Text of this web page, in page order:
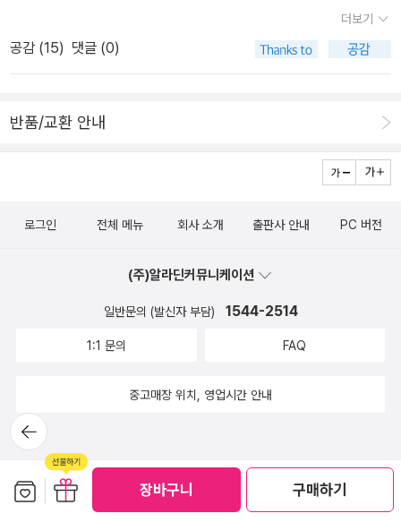
장바구니 구매하기
미있는 이야기를 스며놓는걸 즐겼다.건축물마다 스며든 스토리를 이
책을 통해 알아가는 즐거움도 있다.'직선이 인간의 선이었다면, 곡선
은 신의 선이다.'독특한 건축과 함께한 가우디의 일생과 건축양식, 그
설명이 쏙쏙 들어오고, 스페인으로 날아가서 그 건축물들을 직접 보
는 듯한 생생한 느낌으로 가우디의 세계로 풍덩~~가우디 책 한 권은
소장해야 된다고 본다.그렇다면 이 책으로!화보집 같은 이 양장본 넘
꼭 비행기에 태워가자구요~~~✈️🧳ㆍㆍㆍ📌 2015년 '안토니 가우
싶다' 고 했던 당시 5학년 아들은 작년에 친구랑 스페인으로 슝✈️날
아가서 직접 보고 왔다^^이 책이 그때 존재했다면 이 책은 비행기 탔
첨탑'이 완공된 것을 기념한 미사 겸 축복식이었다고 하는데, 그러고
보니 이전까지는 똑같은 높이의 첨탑 네 개가 전부였던 성당 한가운
데 더 굵고 커다란 탑이 우뚝 솟아올랐다. 마치 凶자 형태로 뭔가 비
새 있는 모습으로 변했다 해야 할 듯하다.다만 성당의 일부분은 여전
히 공사 중이고, 가우디의 원래 설계대로라면 텅 비어 있어야 하는 광
장 중 일부에 개인 소유 건물이 여럿 자리하고 있어서 그 철거 여부를
멀어 보이는 성가족성당이다. 어쩐지 스페인도 중국 못지않게 '만만
주탑이 완성되었으니 기존 가우디 도록은 이제 모두 무용지물이 되는
것이 아닌가, 최소한 대대적 업데이트라도 필요한 것이 아닌가 하는
인이 우뚝 솟은 삭막한 모습이 전부였다면, 앞으로는 주탑을 중심으
문이었다.내친 김에 지금껏 모아 놓은 가우디 도록을 한 번 꺼내 일별
하기로 했다. 딱히 어떤 계획에 따른 것은 아니고, 가끔 헌책방에서 눈
에 띌 때마다 하나씩 주워 모은 자료들이다 보니 일관성도 통일성도
없지만, 이번 기회에 모조리 꺼내 놓고 대조해 보면서 각각의 장단점
을 비교해 볼 생각이었다. 아울러 도록 중 일부는 저자가 같더라는 특
더보기
공감 (15) 댓글 (0)
반품/교환 안내
뒤로가
기
로그인 전체 메뉴 회사 소개 출판사 안내 PC 버전
(주)알라딘커뮤니케이션
일반문의 (발신자 부담) 1544-2514
1:1 문의 FAQ
중고매장 위치, 영업시간 안내